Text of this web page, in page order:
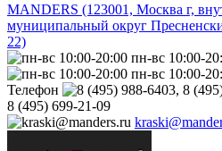
MANDERS (123001, Москва г,
муниципальный округ
22)
пн-вс 10:00-
пн-вс 10:00-
Телефон
8 (495) 699-21-09